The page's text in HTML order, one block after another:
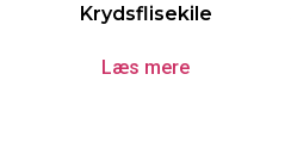
Krydsflisekile
Læs mere